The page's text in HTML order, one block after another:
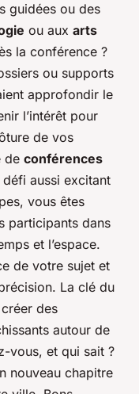
guidées ou des
ou aux arts
la conférence ?
ou supports
approfondir le
l’intérêt pour
de vos
de conférences
défi aussi excitant
vous êtes
participants dans
et l’espace.
de votre sujet et
La clé du
des
autour de
vous, et qui sait ?
nouveau chapitre